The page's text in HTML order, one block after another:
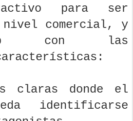
para ser
nivel comercial, y
con las
claras donde el
identificarse